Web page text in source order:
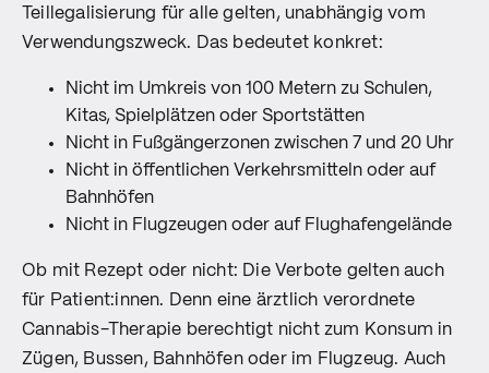
Teillegalisierung für alle gelten, unabhängig vom
Verwendungszweck. Das bedeutet konkret:
Nicht im Umkreis von 100 Metern zu Schulen,
Kitas, Spielplätzen oder Sportstätten
Nicht in Fußgängerzonen zwischen 7 und 20 Uhr
Nicht in öffentlichen Verkehrsmitteln oder auf
Bahnhöfen
Nicht in Flugzeugen oder auf Flughafengelände
Ob mit Rezept oder nicht: Die Verbote gelten auch
für Patient:innen. Denn eine ärztlich verordnete
Cannabis-Therapie berechtigt nicht zum Konsum in
Zügen, Bussen, Bahnhöfen oder im Flugzeug. Auch